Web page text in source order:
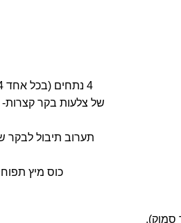
4 נתחים (בכל אחד 4 עצמות)
של צלעות בקר
תערוב תיבול לבקר
כוס מיץ